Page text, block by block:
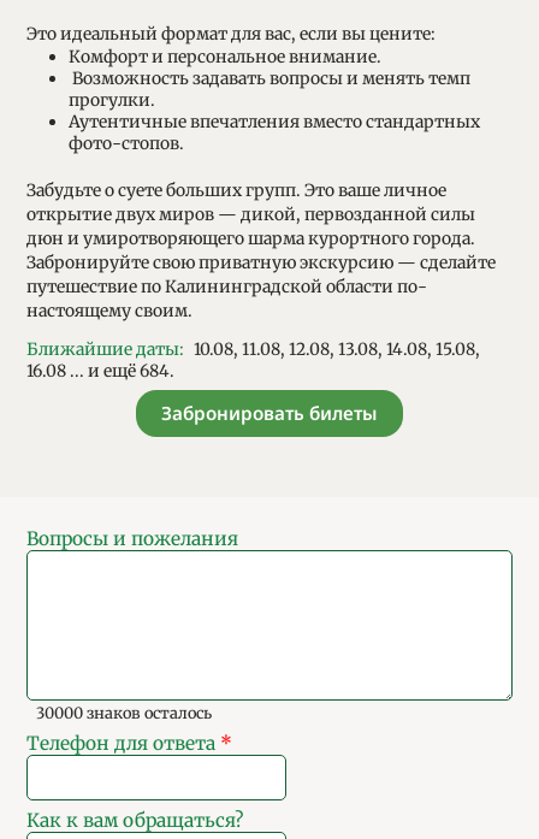
Это идеальный формат для вас, если вы цените:
Комфорт и персональное внимание.
Возможность задавать вопросы и менять темп
прогулки.
Аутентичные впечатления вместо стандартных
фото-стопов.
Забудьте о суете больших групп. Это ваше личное
открытие двух миров — дикой, первозданной силы
дюн и умиротворяющего шарма курортного города.
Забронируйте свою приватную экскурсию — сделайте
путешествие по Калининградской области по-
настоящему своим.
Ближайшие даты: 10.08, 11.08, 12.08, 13.08, 14.08, 15.08,
16.08 ... и ещё 684.
Забронировать билеты
Вопросы и пожелания
30000 знаков осталось
Телефон для ответа *
Как к вам обращаться?